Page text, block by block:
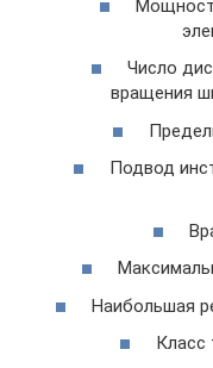
Число
вращения
Подвод
Наибольшая
Класс